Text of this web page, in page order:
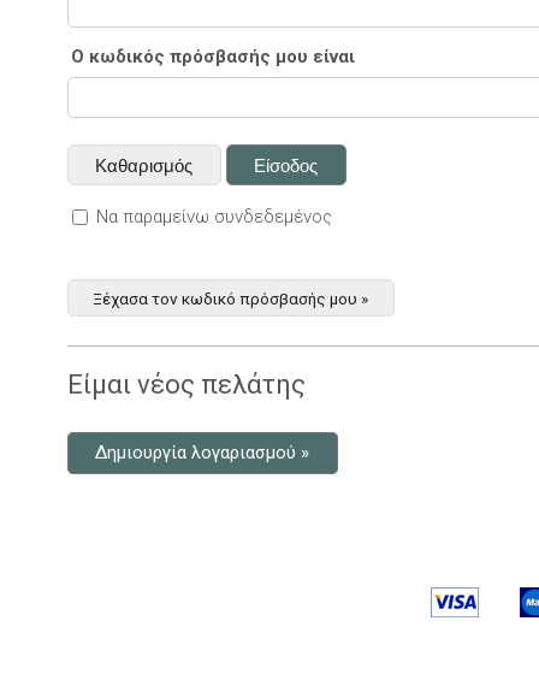
Ο κωδικός πρόσβασής μου είναι
Να παραμείνω συνδεδεμένος
Ξέχασα τον κωδικό πρόσβασής μου »
Είμαι νέος πελάτης
Δημιουργία λογαριασμού »